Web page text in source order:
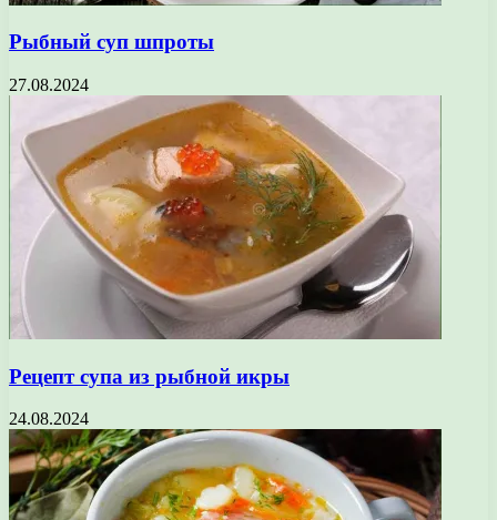
Рыбный суп шпроты
27.08.2024
Рецепт супа из рыбной икры
24.08.2024